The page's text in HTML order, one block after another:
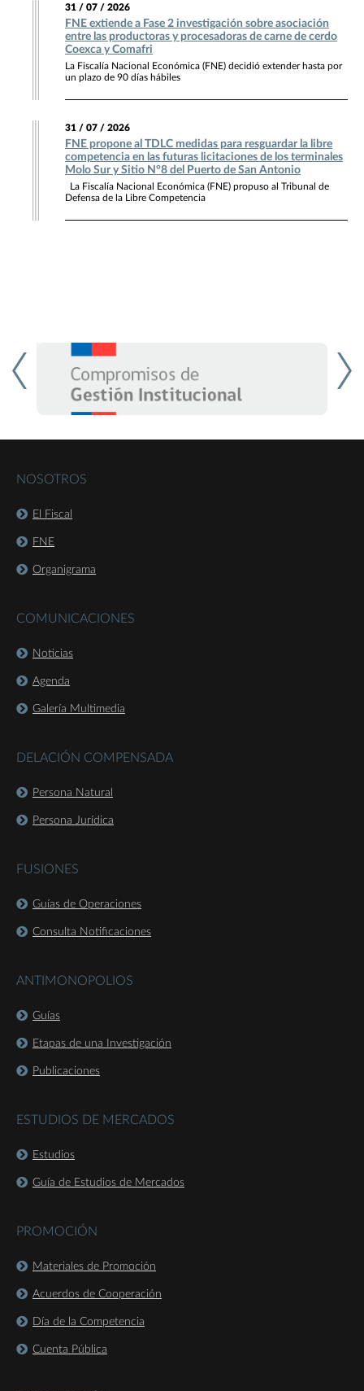
31 / 07 / 2026
FNE extiende a Fase 2 investigación sobre asociación
entre las productoras y procesadoras de carne de cerdo
Coexca y Comafri
La Fiscalía Nacional Económica (FNE) decidió extender hasta por
un plazo de 90 días hábiles
31 / 07 / 2026
FNE propone al TDLC medidas para resguardar la libre
competencia en las futuras licitaciones de los terminales
Molo Sur y Sitio N°8 del Puerto de San Antonio
La Fiscalía Nacional Económica (FNE) propuso al Tribunal de
Defensa de la Libre Competencia
NOSOTROS
El Fiscal
FNE
Organigrama
COMUNICACIONES
Noticias
Agenda
Galería Multimedia
DELACIÓN COMPENSADA
Persona Natural
Persona Jurídica
FUSIONES
Guías de Operaciones
Consulta Notificaciones
ANTIMONOPOLIOS
Guías
Etapas de una Investigación
Publicaciones
ESTUDIOS DE MERCADOS
Estudios
Guía de Estudios de Mercados
PROMOCIÓN
Materiales de Promoción
Acuerdos de Cooperación
Día de la Competencia
Cuenta Pública